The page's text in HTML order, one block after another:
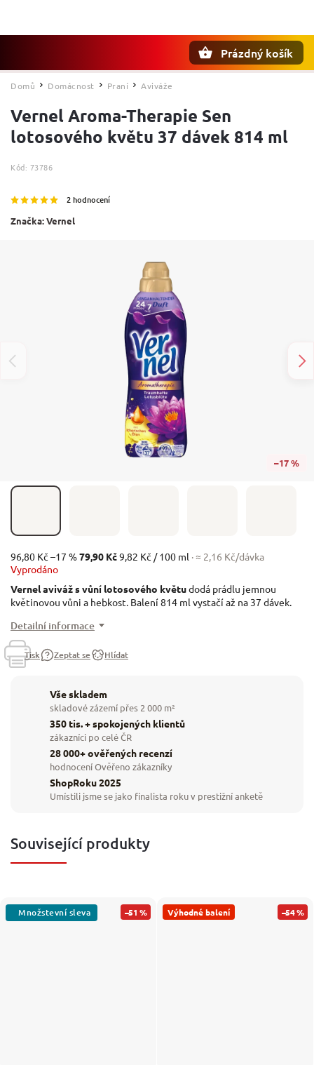
Prázdný košík
Domů / Domácnost / Praní / Aviváže
Vernel Aroma-Therapie Sen
lotosového květu 37 dávek 814 ml
Kód: 73786
2 hodnocení
Značka:Vernel
–17 %
96,80 Kč –17 %79,90 Kč9,82 Kč / 100 ml · ≈ 2,16 Kč/dávka
Vyprodáno
Vernel aviváž s vůní lotosového květudodá prádlu jemnou
květinovou vůni a hebkost. Balení 814 ml vystačí až na 37 dávek.
Detailní informace
Tisk Zeptat se Hlídat
Vše skladem
skladové zázemí přes 2 000 m²
350 tis. + spokojených klientů
zákazníci po celé ČR
28 000+ ověřených recenzí
hodnocení Ověřeno zákazníky
ShopRoku 2025
Umístili jsme se jako finalista roku v prestižní anketě
Související produkty
–51 % Výhodné balení –54 %